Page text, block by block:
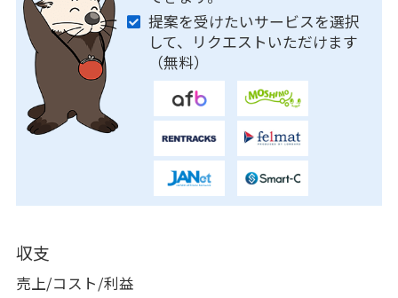
提案を受けたいサービスを選択
して、リクエストいただけます
（無料）
収支
売上/コスト/利益